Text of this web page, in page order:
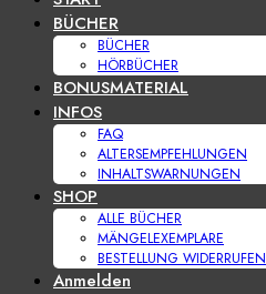
BÜCHER
BÜCHER
HÖRBÜCHER
BONUSMATERIAL
INFOS
FAQ
ALTERSEMPFEHLUNGEN
INHALTSWARNUNGEN
SHOP
ALLE BÜCHER
MÄNGELEXEMPLARE
BESTELLUNG WIDERRUFEN
Anmelden